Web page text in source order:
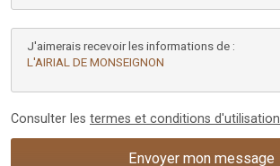
J'aimerais recevoir les informations de :
L'AIRIAL DE MONSEIGNON
Consulter les termes et conditions d'utilisation